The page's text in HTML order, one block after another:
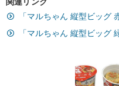
「マルちゃん 縦型ビッグ
「マルちゃん 縦型ビッグ